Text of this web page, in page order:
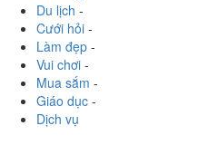
Du lịch -
Cưới hỏi -
Làm đẹp -
Vui chơi -
Mua sắm -
Giáo dục -
Dịch vụ